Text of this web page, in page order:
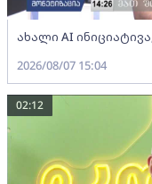
ახალი AI
2026/08/07 15:04
02:12